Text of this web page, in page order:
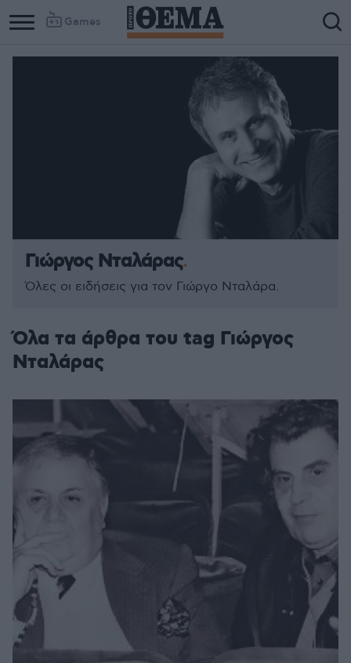
Games
Γιώργος Νταλάρας
Όλες οι ειδήσεις για τον Γιώργο Νταλάρα.
Όλα τα άρθρα του tag Γιώργος
Νταλάρας